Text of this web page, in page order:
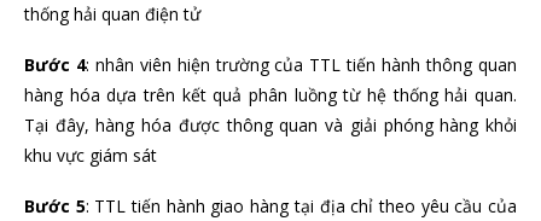
thống hải quan điện tử
Bước 4: nhân viên hiện trường của TTL tiến hành thông quan
hàng hóa dựa trên kết quả phân luồng từ hệ thống hải quan.
Tại đây, hàng hóa được thông quan và giải phóng hàng khỏi
khu vực giám sát
Bước 5: TTL tiến hành giao hàng tại địa chỉ theo yêu cầu của